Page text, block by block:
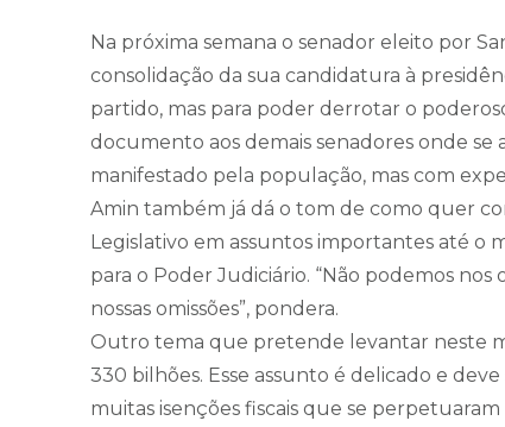
Na próxima semana o senador eleito por
consolidação da sua candidatura à
partido, mas para poder derrotar o
documento aos demais senadores onde
manifestado pela população, mas com
Amin também já dá o tom de como quer
Legislativo em assuntos importantes até o
para o Poder Judiciário. “Não podemos
nossas omissões”, pondera.
Outro tema que pretende levantar neste
330 bilhões. Esse assunto é delicado e
muitas isenções fiscais que se